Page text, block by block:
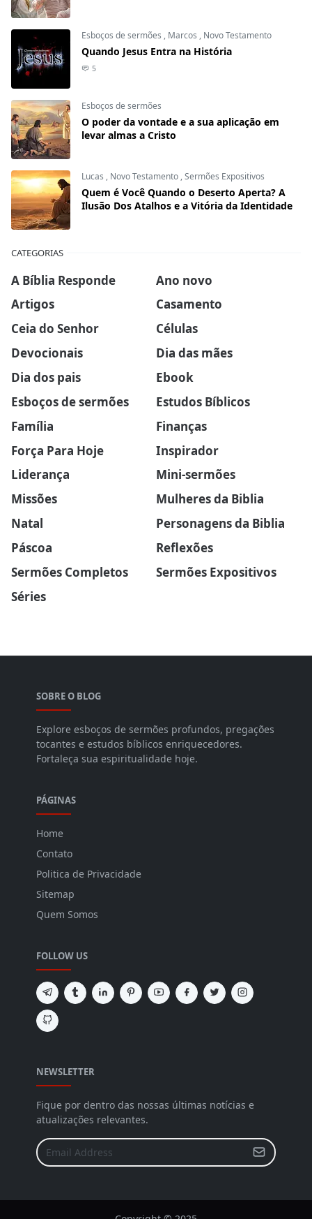
Esboços de sermões , Marcos , Novo Testamento
Quando Jesus Entra na História
5
Esboços de sermões
O poder da vontade e a sua aplicação em
levar almas a Cristo
Lucas , Novo Testamento ,Sermões Expositivos
Quem é Você Quando o Deserto Aperta? A
Ilusão Dos Atalhos e a Vitória da Identidade
CATEGORIAS
A Bíblia Responde
Ano novo
Artigos
Casamento
Ceia do Senhor
Células
Devocionais
Dia das mães
Dia dos pais
Ebook
Esboços de sermões
Estudos Bíblicos
Família
Finanças
Força Para Hoje
Inspirador
Liderança
Mini-sermões
Missões
Mulheres da Biblia
Natal
Personagens da Biblia
Páscoa
Reflexões
Sermões Completos
Sermões Expositivos
Séries
SOBRE O BLOG
Explore esboços de sermões profundos, pregações
tocantes e estudos bíblicos enriquecedores.
Fortaleça sua espiritualidade hoje.
PÁGINAS
Home
Contato
Politica de Privacidade
Sitemap
Quem Somos
FOLLOW US
NEWSLETTER
Fique por dentro das nossas últimas notícias e
atualizações relevantes.